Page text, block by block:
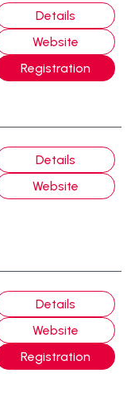
Details
Website
Registration
Details
Website
Details
Website
Registration